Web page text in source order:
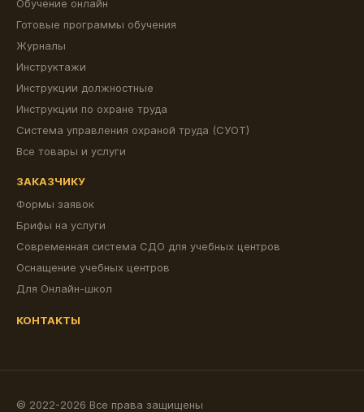
Обучение онлайн
Готовые программы обучения
Журналы
Инструктажи
Инструкции должностные
Инструкции по охране труда
Система управления охраной труда (СУОТ)
Все товары и услуги
ЗАКАЗЧИКУ
Формы заявок
Брифы на услуги
Современная система СДО для учебных центров
Оснащение учебных центров
Для Онлайн-школ
КОНТАКТЫ
© 2022-2026 Все права защищены